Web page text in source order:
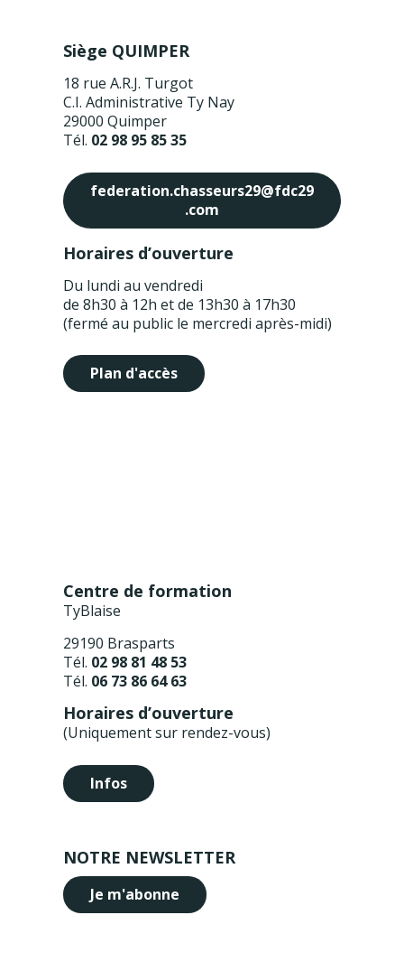
Siège QUIMPER
18 rue A.R.J. Turgot
C.I. Administrative Ty Nay
29000 Quimper
Tél. 02 98 95 85 35
federation.chasseurs29@fdc29
.com
Horaires d’ouverture
Du lundi au vendredi
de 8h30 à 12h et de 13h30 à 17h30
(fermé au public le mercredi après-midi)
Plan d'accès
Centre de formation
TyBlaise
29190 Brasparts
Tél. 02 98 81 48 53
Tél. 06 73 86 64 63
Horaires d’ouverture
(Uniquement sur rendez-vous)
Infos
NOTRE NEWSLETTER
Je m'abonne